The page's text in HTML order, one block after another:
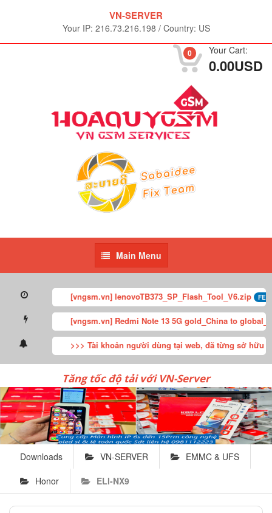
VN-SERVER
Your IP: 216.73.216.198 / Country: US
0 Your Cart:
0.00USD
Main
Menu
Main Menu
[vngsm.vn] lenovoTB373_SP_Flash_Tool_V6.zip
[vngsm.vn] Redmi Note 13 5G gold_China to
>>> Tài khoản người dùng tại web, đã từng sở hữu
Tăng tốc độ tải với VN-Server
Downloads VN-SERVER
EMMC & UFS
Honor
ELI-NX9